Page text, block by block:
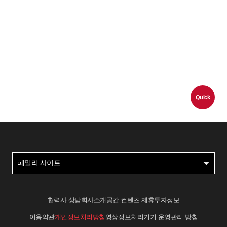
Quick
패밀리 사이트
협력사 상담회사소개 공간 컨텐츠 제휴투자정보
이용약관개인정보처리방침 영상정보처리기기 운영관리 방침